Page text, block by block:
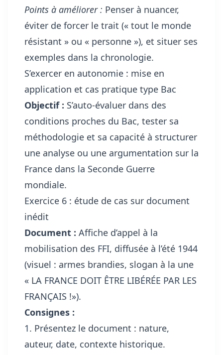
Points à améliorer : Penser à nuancer,
éviter de forcer le trait (« tout le monde
résistant » ou « personne »), et situer ses
exemples dans la chronologie.
S’exercer en autonomie : mise en
application et cas pratique type Bac
Objectif : S’auto-évaluer dans des
conditions proches du Bac, tester sa
méthodologie et sa capacité à structurer
une analyse ou une argumentation sur la
France dans la Seconde Guerre
mondiale.
Exercice 6 : étude de cas sur document
inédit
Document : Affiche d’appel à la
mobilisation des FFI, diffusée à l’été 1944
(visuel : armes brandies, slogan à la une
« LA FRANCE DOIT ÊTRE LIBÉRÉE PAR LES
FRANÇAIS !»).
Consignes :
1. Présentez le document : nature,
auteur, date, contexte historique.